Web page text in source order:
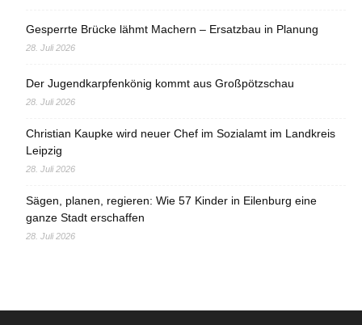
Gesperrte Brücke lähmt Machern – Ersatzbau in Planung
28. Juli 2026
Der Jugendkarpfenkönig kommt aus Großpötzschau
28. Juli 2026
Christian Kaupke wird neuer Chef im Sozialamt im Landkreis
Leipzig
28. Juli 2026
Sägen, planen, regieren: Wie 57 Kinder in Eilenburg eine
ganze Stadt erschaffen
28. Juli 2026